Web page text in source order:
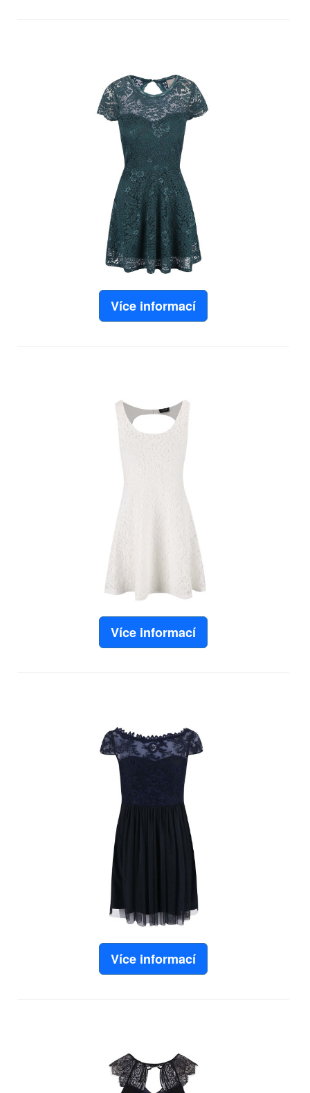
Více informací
Více informací
Více informací